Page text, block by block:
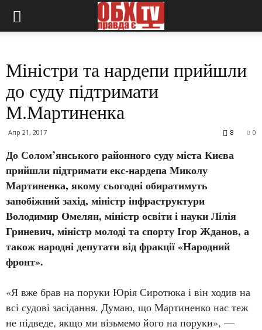
Міністри та нардепи прийшли
до суду підтримати
М.Мартиненка
Апр 21, 2017 0
8
До Солом’янського районного суду міста Києва
прийшли підтримати екс-нардепа Миколу
Мартиненка, якому сьогодні обиратимуть
запобіжний захід, міністр інфраструктури
Володимир Омелян, міністр освіти і науки Лілія
Гриневич, міністр молоді та спорту Ігор Жданов, а
також народні депутати від фракції «Народний
фронт».
«Я вже брав на поруки Юрія Сиротюка і він ходив на
всі судові засідання. Думаю, що Мартиненко нас теж
не підведе, якщо ми візьмемо його на поруки», —